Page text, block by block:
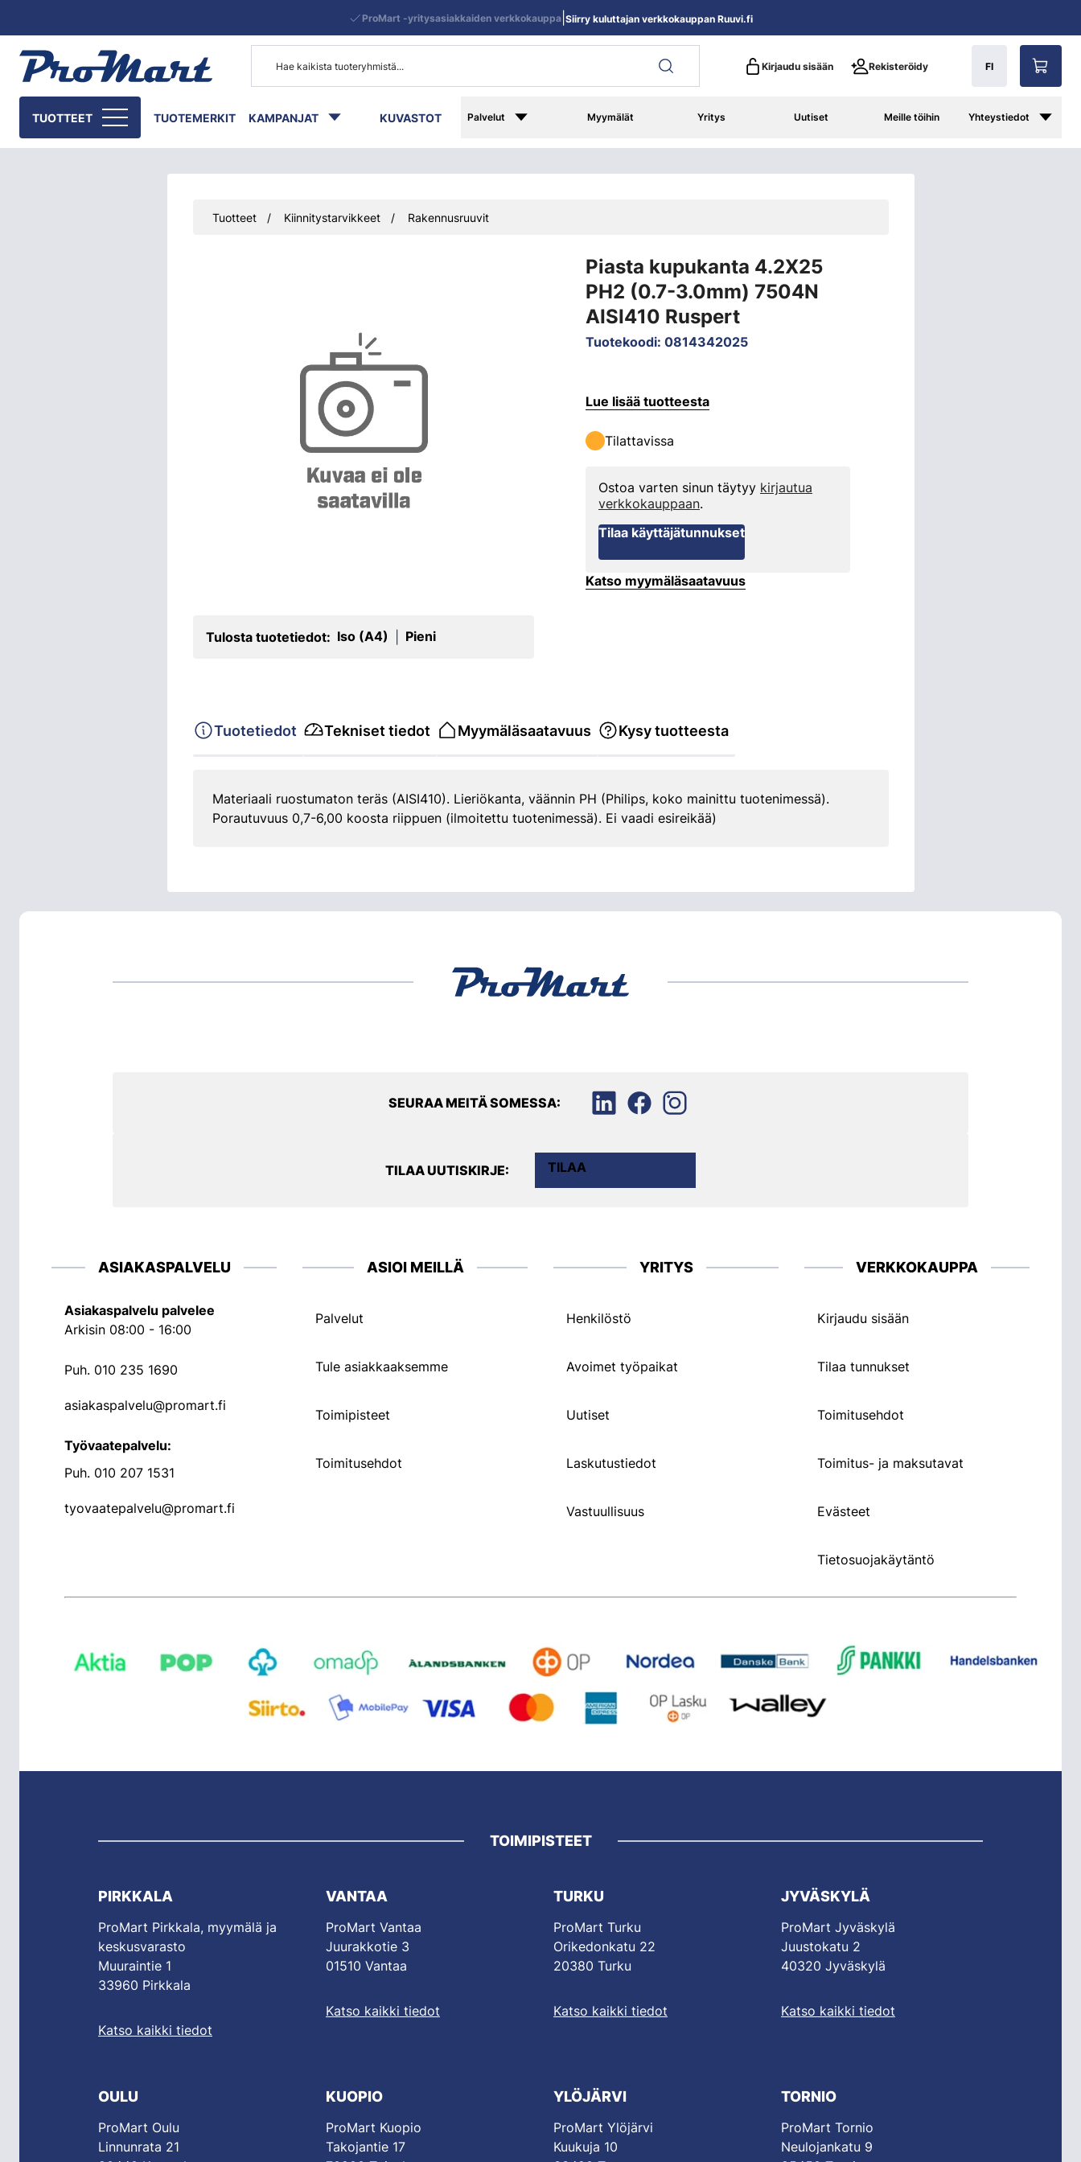
Kirjaudu sisään Rekisteröidy FI
TUOTTEET TUOTEMERKIT KAMPANJAT KUVASTOT Palvelut Myymälät Yritys Uutiset Meille töihin Yhteystiedot
ProMart -yritysasiakkaiden verkkokauppa| Siirry kuluttajan verkkokauppan Ruuvi.fi
Tuotteet Kiinnitystarvikkeet Rakennusruuvit
Piasta kupukanta 4.2X25
PH2 (0.7-3.0mm) 7504N
AISI410 Ruspert
Tuotekoodi: 0814342025
Tulosta tuotetiedot: Iso (A4) Pieni
Lue lisää tuotteesta
Tilattavissa
Ostoa varten sinun täytyy kirjautua
verkkokauppaan.
Tilaa käyttäjätunnukset
Katso myymäläsaatavuus
Tuotetiedot Tekniset tiedot Myymäläsaatavuus Kysy tuotteesta
Materiaali ruostumaton teräs (AISI410). Lieriökanta, väännin PH (Philips, koko mainittu tuotenimessä).
Porautuvuus 0,7-6,00 koosta riippuen (ilmoitettu tuotenimessä). Ei vaadi esireikää)
SEURAA MEITÄ SOMESSA:
TILAA UUTISKIRJE: TILAA
ASIAKASPALVELU
Asiakaspalvelu palvelee
Arkisin 08:00 - 16:00
Puh. 010 235 1690
asiakaspalvelu@promart.fi
Työvaatepalvelu:
Puh. 010 207 1531
tyovaatepalvelu@promart.fi
ASIOI MEILLÄ
Palvelut
Tule asiakkaaksemme
Toimipisteet
Toimitusehdot
YRITYS
Henkilöstö
Avoimet työpaikat
Uutiset
Laskutustiedot
Vastuullisuus
VERKKOKAUPPA
Kirjaudu sisään
Tilaa tunnukset
Toimitusehdot
Toimitus- ja maksutavat
Evästeet
Tietosuojakäytäntö
TOIMIPISTEET
PIRKKALA
ProMart Pirkkala, myymälä ja
keskusvarasto
Muuraintie 1
33960 Pirkkala
Katso kaikki tiedot
VANTAA
ProMart Vantaa
Juurakkotie 3
01510 Vantaa
Katso kaikki tiedot
TURKU
ProMart Turku
Orikedonkatu 22
20380 Turku
Katso kaikki tiedot
JYVÄSKYLÄ
ProMart Jyväskylä
Juustokatu 2
40320 Jyväskylä
Katso kaikki tiedot
OULU
ProMart Oulu
Linnunrata 21
KUOPIO
ProMart Kuopio
Takojantie 17
YLÖJÄRVI
ProMart Ylöjärvi
Kuukuja 10
TORNIO
ProMart Tornio
Neulojankatu 9